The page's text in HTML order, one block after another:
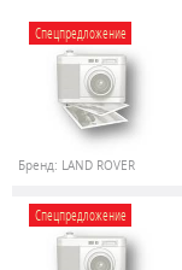
Спецпредложение
Бренд: LAND ROVER
Спецпредложение